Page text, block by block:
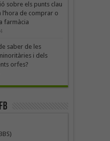
sobre els punts clau
l’hora de comprar o
farmàcia
saber de les
i dels
orfes?